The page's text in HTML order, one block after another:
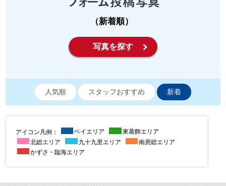
（新着順）
写真を探す
人気順 スタッフおすすめ 新着
アイコン凡例： ベイエリア
東葛飾エリア
北総エリア
九十九里エリア
南房総エリア
かずさ・臨海エリア